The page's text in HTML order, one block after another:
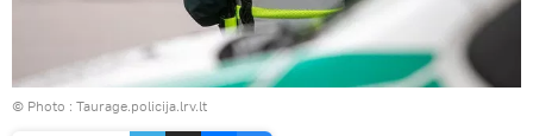
© Photo : Taurage.policija.lrv.lt